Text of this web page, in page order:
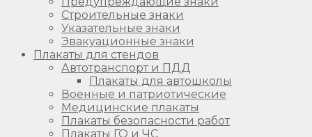
Строительные знаки
Указательные знаки
Эвакуационные знаки
Плакаты для стендов
Автотранспорт и ПДД
Плакаты для автошколы
Военные и патриотические
Медицинские плакаты
Плакаты безопасности работ
Плакаты ГО и ЧС